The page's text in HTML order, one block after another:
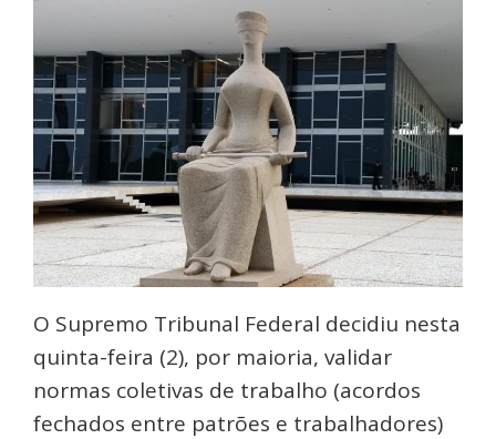
O Supremo Tribunal Federal decidiu nesta
quinta-feira (2), por maioria, validar
normas coletivas de trabalho (acordos
fechados entre patrões e trabalhadores)